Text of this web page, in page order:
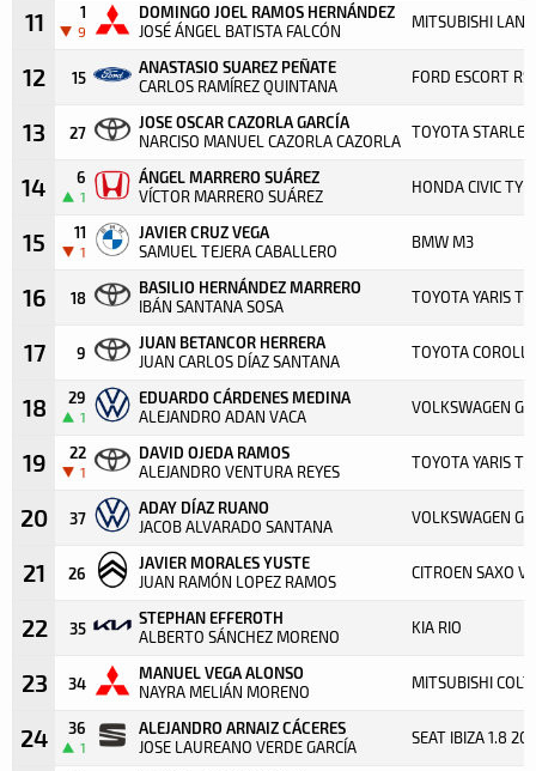
11 1
9
DOMINGO JOEL RAMOS HERNÁNDEZ
JOSÉ ÁNGEL BATISTA FALCÓN MITSUBISHI
12 15
ANASTASIO SUAREZ PEÑATE
CARLOS RAMÍREZ QUINTANA FORD ESCORT RS
13 27
JOSE OSCAR CAZORLA GARCÍA
NARCISO MANUEL CAZORLA CAZORLA TOYOTA STARLET
14 6
1
ÁNGEL MARRERO SUÁREZ
VÍCTOR MARRERO SUÁREZ HONDA CIVIC
15 11
1
JAVIER CRUZ VEGA
SAMUEL TEJERA CABALLERO BMW M3
16 18
BASILIO HERNÁNDEZ MARRERO
IBÁN SANTANA SOSA TOYOTA YARIS T-
17 9
JUAN BETANCOR HERRERA
JUAN CARLOS DÍAZ SANTANA TOYOTA
18 29
1
EDUARDO CÁRDENES MEDINA
ALEJANDRO ADAN VACA VOLKSWAGEN
19 22
1
DAVID OJEDA RAMOS
ALEJANDRO VENTURA REYES TOYOTA YARIS T-
20 37
ADAY DÍAZ RUANO
JACOB ALVARADO SANTANA VOLKSWAGEN
21 26
JAVIER MORALES YUSTE
JUAN RAMÓN LOPEZ RAMOS CITROEN SAXO
22 35
STEPHAN EFFEROTH
ALBERTO SÁNCHEZ MORENO KIA RIO
23 34
MANUEL VEGA ALONSO
NAYRA MELIÁN MORENO MITSUBISHI COLT
24 36
1
ALEJANDRO ARNAIZ CÁCERES
JOSE LAUREANO VERDE GARCÍA SEAT IBIZA 1.8